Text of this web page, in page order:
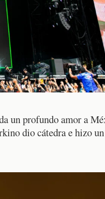
un profundo amor a
dio cátedra e hizo